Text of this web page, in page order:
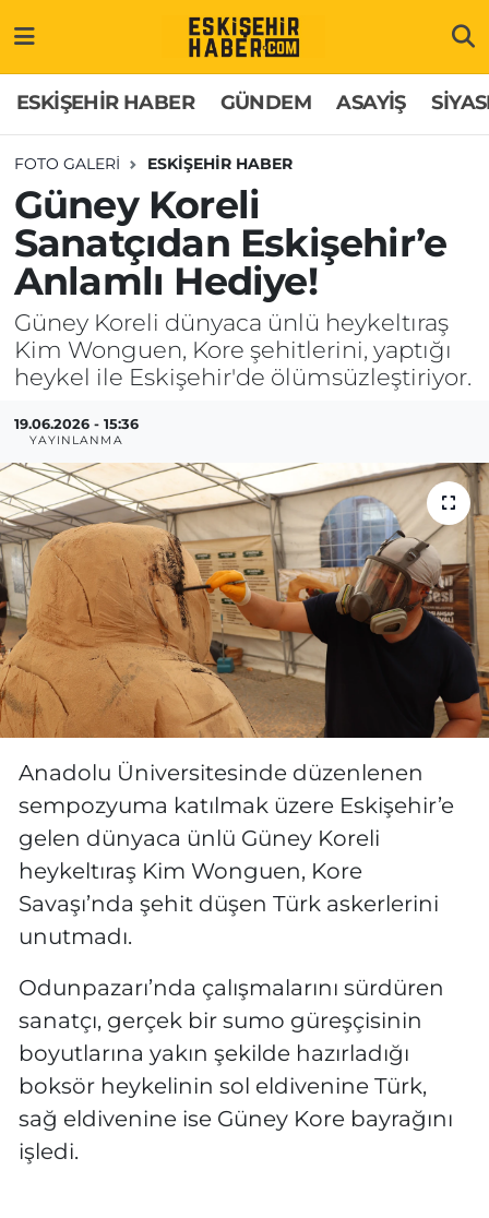
ESKİŞEHİR HABER GÜNDEM ASAYİŞ
FOTO GALERI ESKİŞEHİR HABER
Güney Koreli
Sanatçıdan Eskişehir’e
Anlamlı Hediye!
Güney Koreli dünyaca ünlü heykeltıraş
Kim Wonguen, Kore şehitlerini, yaptığı
heykel ile Eskişehir'de ölümsüzleştiriyor.
19.06.2026 - 15:36
YAYINLANMA
Anadolu Üniversitesinde düzenlenen
sempozyuma katılmak üzere Eskişehir’e
gelen dünyaca ünlü Güney Koreli
heykeltıraş Kim Wonguen, Kore
Savaşı’nda şehit düşen Türk askerlerini
unutmadı.
Odunpazarı’nda çalışmalarını sürdüren
sanatçı, gerçek bir sumo güreşçisinin
boyutlarına yakın şekilde hazırladığı
boksör heykelinin sol eldivenine Türk,
sağ eldivenine ise Güney Kore bayrağını
işledi.
GÜNDEM
ASAYİŞ
SİYASET
SAĞLIK
EĞİTİM
SPOR
MAGAZİN
ESKİŞEHİRSPOR
Hakkımızda
İletişim
Künye
Odunpazarı Trafik Yoğunluk Haritası
Süper Lig Puan Durumu ve Fikstür
Tüm Manşetler
Son Dakika Haberleri
Haber Arşivi